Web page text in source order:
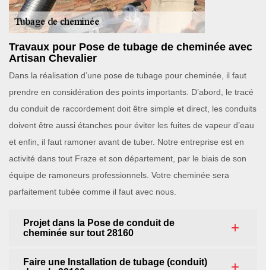
Travaux pour Pose de tubage de cheminée avec
Artisan Chevalier
Dans la réalisation d’une pose de tubage pour cheminée, il faut
prendre en considération des points importants. D’abord, le tracé
du conduit de raccordement doit être simple et direct, les conduits
doivent être aussi étanches pour éviter les fuites de vapeur d’eau
et enfin, il faut ramoner avant de tuber. Notre entreprise est en
activité dans tout Fraze et son département, par le biais de son
équipe de ramoneurs professionnels. Votre cheminée sera
parfaitement tubée comme il faut avec nous.
Projet dans la Pose de conduit de
cheminée sur tout 28160
Faire une Installation de tubage (conduit)